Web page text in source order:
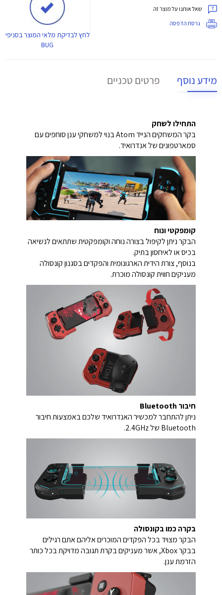
שאל אותנו על מוצר זה
גרסת הדפסה
לחץלבדיקת מלאי המוצר בסניפי
BUG
מידע נוסף פרטים טכניים
התחילו לשחק
בקר המשחקים הנייד Atom בנוי למשחקי ענן סוחפים עם
סמארטפונים של אנדרואיד.
קומפקטי ונוח
הבקר ניתן לקיפול בצורה נוחה וקומפקטית שתתאים לנשיאה
בכיס או לאיחסון בתיק.
בנוסף, צורת הידית הארגונומית והפקדים בסגנון קונסולה
מעניקים חווית קונסולה מוכרת.
חיבור Bluetooth
ניתן להתחבר למכשיר האנדרואיד שלכם באמצעות חיבור
Bluetooth של 2.4GHz.
בקרה כמו בקונסולה
הבקר מצויד בכל הפקדים המוכרים אליהם אתם רגילים
בבקר Xbox, אשר מעניקים בקרת תגובה מדויקת בכל כותר
הזרמת ענן.